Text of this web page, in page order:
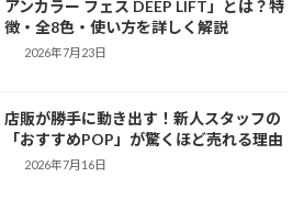
アンカラー フェス DEEP LIFT」とは？特
徴・全8色・使い方を詳しく解説
2026年7月23日
店販が勝手に動き出す！新人スタッフの
「おすすめPOP」が驚くほど売れる理由
2026年7月16日